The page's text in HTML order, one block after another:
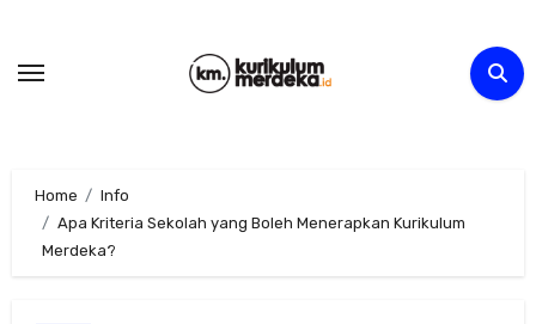
content
Home
Info
Apa Kriteria Sekolah yang Boleh Menerapkan Kurikulum
Merdeka?